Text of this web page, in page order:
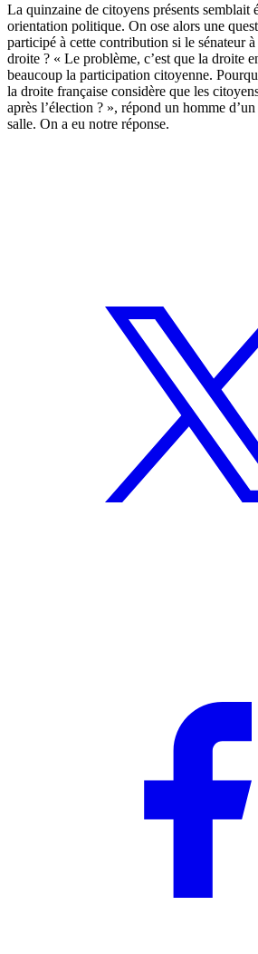
La quinzaine de citoyens présents semblait
orientation politique. On ose alors une
participé à cette contribution si le sénateur
droite ? « Le problème, c’est que la droite
beaucoup la participation citoyenne.
la droite française considère que les
après l’élection ? », répond un homme
salle. On a eu notre réponse.